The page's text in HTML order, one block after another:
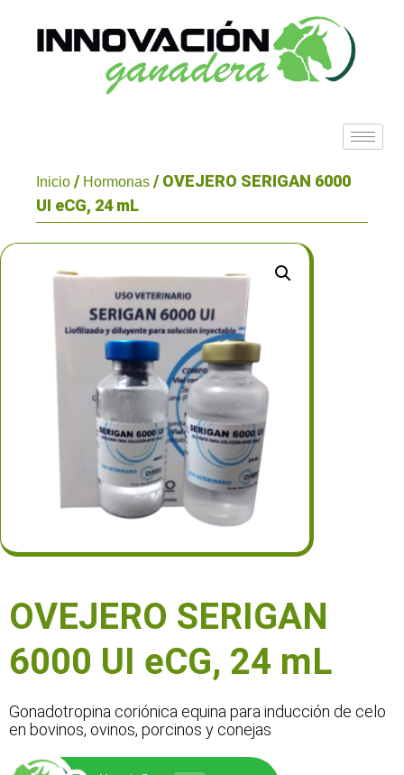
Inicio / Hormonas / OVEJERO SERIGAN 6000
UI eCG, 24 mL
OVEJERO SERIGAN
6000 UI eCG, 24 mL
Gonadotropina coriónica equina para inducción de celo
en bovinos, ovinos, porcinos y conejas